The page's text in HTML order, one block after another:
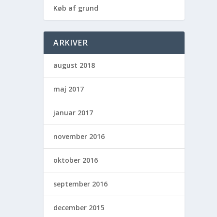
Køb af grund
ARKIVER
august 2018
maj 2017
januar 2017
november 2016
oktober 2016
september 2016
december 2015